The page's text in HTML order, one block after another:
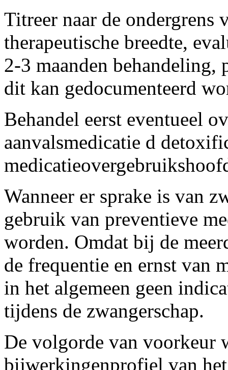
Titreer naar de ondergrens
therapeutische breedte,
2-3 maanden
dit kan gedocumenteerd
Behandel eerst eventueel
aanvalsmedicatie d
Wanneer er sprake is van
gebruik van preventieve
worden. Omdat bij de
de frequentie en ernst van
in het algemeen geen
tijdens de zwangerschap.
De volgorde van voorkeur
bijwerkingenprofiel van